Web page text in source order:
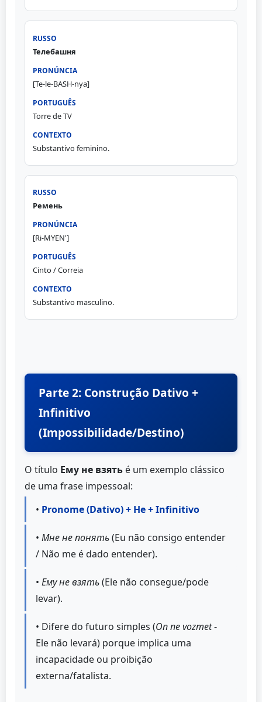
Телебашня
[Te-le-BASH-nya]
Torre de TV
Substantivo feminino.
Ремень
[Ri-MYEN']
Cinto / Correia
Substantivo masculino.
Parte 2: Construção Dativo +
Infinitivo
(Impossibilidade/Destino)
O título Ему не взять é um exemplo clássico
de uma frase impessoal:
• Pronome (Dativo) + Не + Infinitivo
• Мне не понять(Eu não consigo entender
/ Não me é dado entender).
• Ему не взять(Ele não consegue/pode
levar).
• Difere do futuro simples (On ne vozmet-
Ele não levará) porque implica uma
incapacidade ou proibição
externa/fatalista.